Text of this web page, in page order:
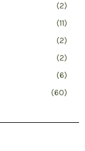
(2)
(11)
(2)
(2)
(6)
(60)